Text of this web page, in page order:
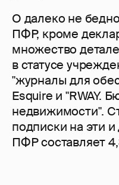
О далеко не
ПФР, кроме
множество
в статусе
"журналы для
Esquire и "RWAY.
недвижимости".
подписки на эти
ПФР составляет